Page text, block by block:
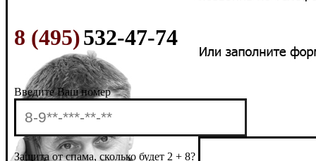
8 (495)532-47-74
Введите Ваш номер
Защита от спама, сколько будет 2 + 8?